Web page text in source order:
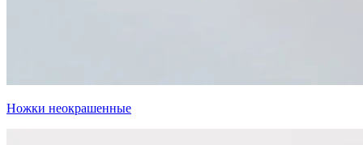
Ножки неокрашенные